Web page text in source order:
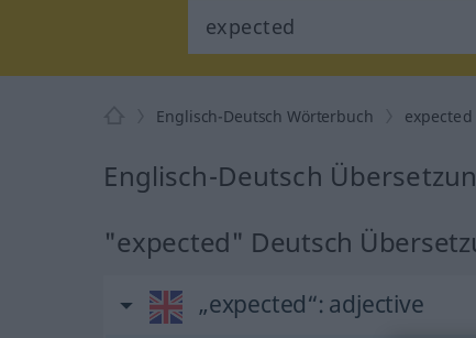
Englisch-Deutsch Wörterbuch expected
Englisch-Deutsch
"expected" Deutsch
„expected“: adjective